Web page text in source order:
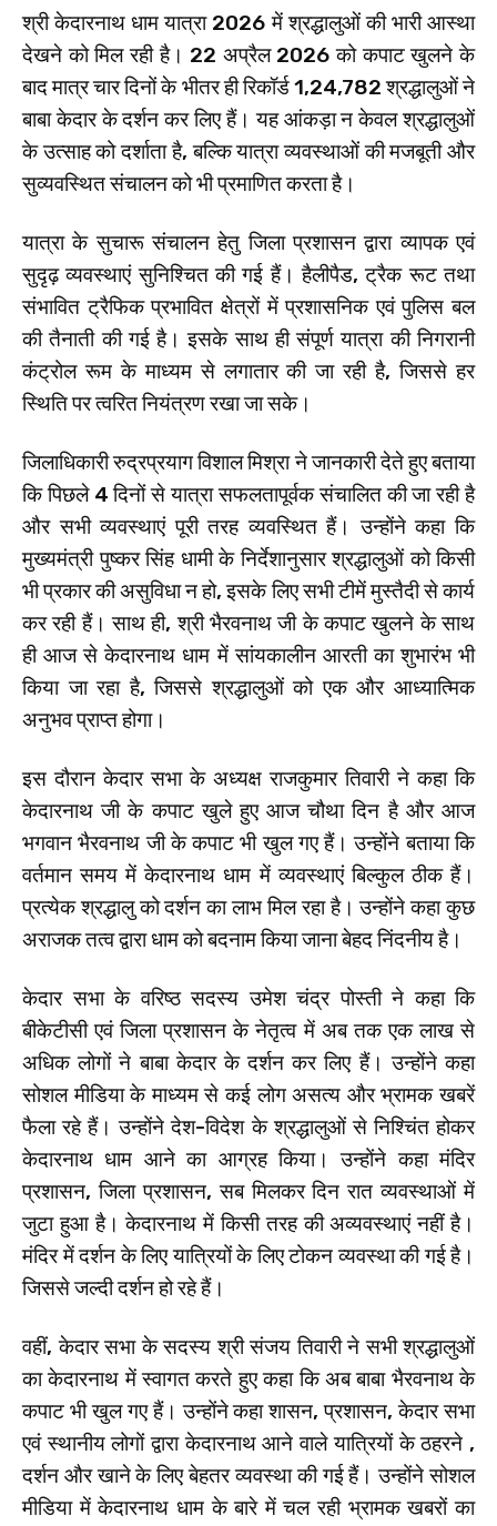
श्री केदारनाथ धाम यात्रा 2026 में श्रद्धालुओं की भारी आस्था
देखने को मिल रही है। 22 अप्रैल 2026 को कपाट खुलने के
बाद मात्र चार दिनों के भीतर ही रिकॉर्ड 1,24,782 श्रद्धालुओं ने
बाबा केदार के दर्शन कर लिए हैं। यह आंकड़ा न केवल श्रद्धालुओं
के उत्साह को दर्शाता है, बल्कि यात्रा व्यवस्थाओं की मजबूती और
सुव्यवस्थित संचालन को भी प्रमाणित करता है।
यात्रा के सुचारू संचालन हेतु जिला प्रशासन द्वारा व्यापक एवं
सुदृढ़ व्यवस्थाएं सुनिश्चित की गई हैं। हैलीपैड, ट्रैक रूट तथा
संभावित ट्रैफिक प्रभावित क्षेत्रों में प्रशासनिक एवं पुलिस बल
की तैनाती की गई है। इसके साथ ही संपूर्ण यात्रा की निगरानी
कंट्रोल रूम के माध्यम से लगातार की जा रही है, जिससे हर
स्थिति पर त्वरित नियंत्रण रखा जा सके।
जिलाधिकारी रुद्रप्रयाग विशाल मिश्रा ने जानकारी देते हुए बताया
कि पिछले 4 दिनों से यात्रा सफलतापूर्वक संचालित की जा रही है
और सभी व्यवस्थाएं पूरी तरह व्यवस्थित हैं। उन्होंने कहा कि
मुख्यमंत्री पुष्कर सिंह धामी के निर्देशानुसार श्रद्धालुओं को किसी
भी प्रकार की असुविधा न हो, इसके लिए सभी टीमें मुस्तैदी से कार्य
कर रही हैं। साथ ही, श्री भैरवनाथ जी के कपाट खुलने के साथ
ही आज से केदारनाथ धाम में सांयकालीन आरती का शुभारंभ भी
किया जा रहा है, जिससे श्रद्धालुओं को एक और आध्यात्मिक
अनुभव प्राप्त होगा।
इस दौरान केदार सभा के अध्यक्ष राजकुमार तिवारी ने कहा कि
केदारनाथ जी के कपाट खुले हुए आज चौथा दिन है और आज
भगवान भैरवनाथ जी के कपाट भी खुल गए हैं। उन्होंने बताया कि
वर्तमान समय में केदारनाथ धाम में व्यवस्थाएं बिल्कुल ठीक हैं।
प्रत्येक श्रद्धालु को दर्शन का लाभ मिल रहा है। उन्होंने कहा कुछ
अराजक तत्व द्वारा धाम को बदनाम किया जाना बेहद निंदनीय है।
केदार सभा के वरिष्ठ सदस्य उमेश चंद्र पोस्ती ने कहा कि
बीकेटीसी एवं जिला प्रशासन के नेतृत्व में अब तक एक लाख से
अधिक लोगों ने बाबा केदार के दर्शन कर लिए हैं। उन्होंने कहा
सोशल मीडिया के माध्यम से कई लोग असत्य और भ्रामक खबरें
फैला रहे हैं। उन्होंने देश-विदेश के श्रद्धालुओं से निश्चिंत होकर
केदारनाथ धाम आने का आग्रह किया। उन्होंने कहा मंदिर
प्रशासन, जिला प्रशासन, सब मिलकर दिन रात व्यवस्थाओं में
जुटा हुआ है। केदारनाथ में किसी तरह की अव्यवस्थाएं नहीं है।
मंदिर में दर्शन के लिए यात्रियों के लिए टोकन व्यवस्था की गई है।
जिससे जल्दी दर्शन हो रहे हैं।
वहीं, केदार सभा के सदस्य श्री संजय तिवारी ने सभी श्रद्धालुओं
का केदारनाथ में स्वागत करते हुए कहा कि अब बाबा भैरवनाथ के
कपाट भी खुल गए हैं। उन्होंने कहा शासन, प्रशासन, केदार सभा
एवं स्थानीय लोगों द्वारा केदारनाथ आने वाले यात्रियों के ठहरने ,
दर्शन और खाने के लिए बेहतर व्यवस्था की गई हैं। उन्होंने सोशल
मीडिया में केदारनाथ धाम के बारे में चल रही भ्रामक खबरों का